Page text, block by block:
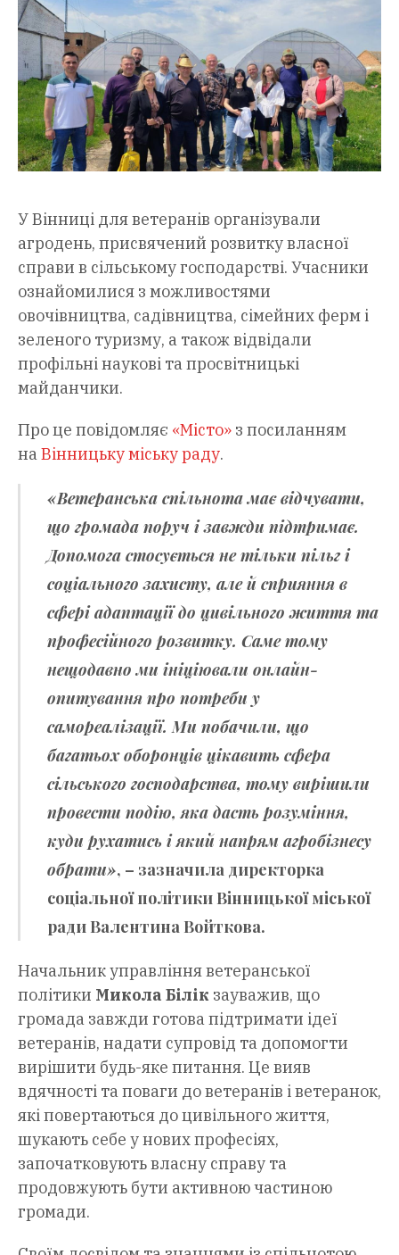
У Вінниці для ветеранів організували
агродень, присвячений розвитку власної
справи в сільському господарстві. Учасники
ознайомилися з можливостями
овочівництва, садівництва, сімейних ферм і
зеленого туризму, а також відвідали
профільні наукові та просвітницькі
майданчики.
Про це повідомляє «Місто» з посиланням
наВінницьку міську раду.
«Ветеранська спільнота має відчувати,
що громада поруч і завжди підтримає.
Допомога стосується не тільки пільг і
соціального захисту, але й сприяння в
сфері адаптації до цивільного життя та
професійного розвитку. Саме тому
нещодавно ми ініціювали онлайн-
опитування про потреби у
самореалізації. Ми побачили, що
багатьох оборонців цікавить сфера
сільського господарства, тому вирішили
провести подію, яка дасть розуміння,
куди рухатись і який напрям агробізнесу
обрати», – зазначила директорка
соціальної політики Вінницької міської
радиВалентина Войткова.
Начальник управління ветеранської
політики Микола Білік зауважив, що
громада завжди готова підтримати ідеї
ветеранів, надати супровід та допомогти
вирішити будь-яке питання. Це вияв
вдячності та поваги до ветеранів і ветеранок,
які повертаються до цивільного життя,
шукають себе у нових професіях,
започатковують власну справу та
продовжують бути активною частиною
громади.